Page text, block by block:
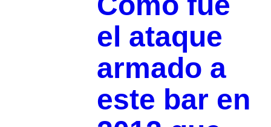
el ataque
armado a
este bar en